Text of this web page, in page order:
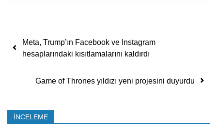
Yazı dolaşımı
Meta, Trump’ın Facebook ve Instagram
hesaplarındaki kısıtlamalarını kaldırdı
Game of Thrones yıldızı yeni projesini duyurdu
İNCELEME